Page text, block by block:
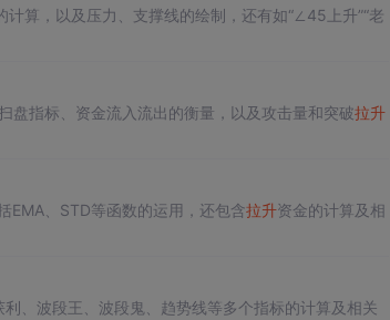
计算，以及压力、支撑线的绘制，还有如“∠45上升”“老
盘指标、资金流入流出的衡量，以及攻击量和突破拉升
EMA、STD等函数的运用，还包含拉升资金的计算及相
、波段王、波段鬼、趋势线等多个指标的计算及相关